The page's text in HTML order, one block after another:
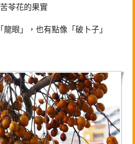
苦苓花的果實
眼」，也有點像「破卜子」